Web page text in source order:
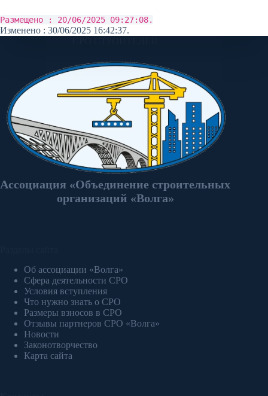
Размещено : 20/06/2025 09:27:08.
Изменено : 30/06/2025 16:42:37.
Ассоциация «Объединение строительных
организаций «Волга»
Об ассоциации «Волга»
Сфера деятельности СРО
Условия вступления
Что нужно знать о СРО
Размеры взносов в СРО
Отзывы партнеров СРО «Волга»
Новости
Законотворчество
Карта сайта